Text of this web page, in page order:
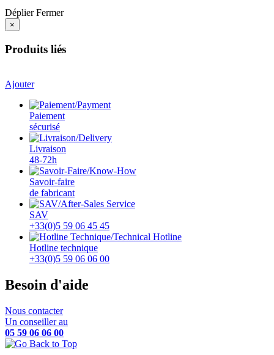
Déplier Fermer
×
Produits liés
Ajouter
Paiement
sécurisé
Livraison
48-72h
Savoir-faire
de fabricant
SAV
+33(0)5 59 06 45 45
Hotline technique
+33(0)5 59 06 06 00
Besoin d'aide
Nous contacter
Un conseiller au
05 59 06 06 00